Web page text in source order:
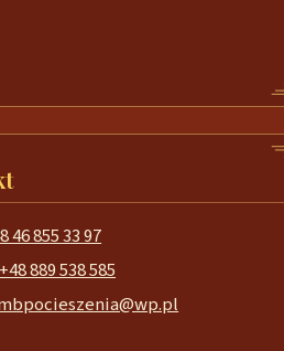
46 855 33 97
+48 889 538 585